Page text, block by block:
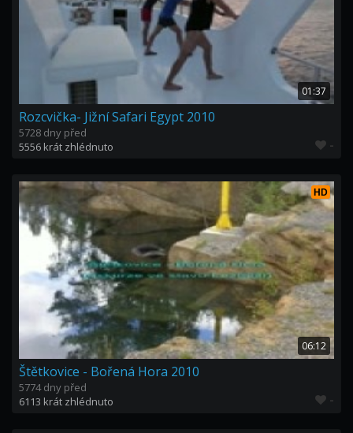
01:37
Rozcvička- Jižní Safari Egypt 2010
5728 dny před
5556 krát zhlédnuto
-
HD
06:12
Štětkovice - Bořená Hora 2010
5774 dny před
6113 krát zhlédnuto
-